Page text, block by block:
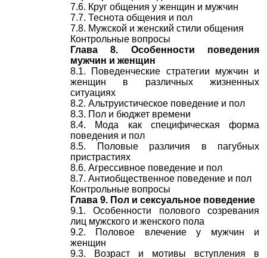
7.6. Круг общения у женщин и мужчин
7.7. Теснота общения и пол
7.8. Мужской и женский стили общения
Контрольные вопросы
Глава 8. Особенности поведения
мужчин и женщин
8.1. Поведенческие стратегии мужчин и
женщин в различных жизненных
ситуациях
8.2. Альтруистическое поведение и пол
8.3. Пол и бюджет времени
8.4. Мода как специфическая форма
поведения и пол
8.5. Половые различия в пагубных
пристрастиях
8.6. Агрессивное поведение и пол
8.7. Антиобщественное поведение и пол
Контрольные вопросы
Глава 9. Пол и сексуальное поведение
9.1. Особенности полового созревания
лиц мужского и женского пола
9.2. Половое влечение у мужчин и
женщин
9.3. Возраст и мотивы вступления в